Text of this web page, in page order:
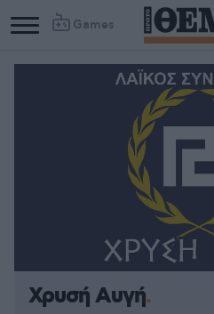
Games
Χρυσή Αυγή